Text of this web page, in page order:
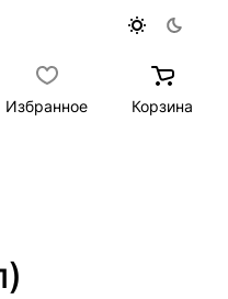
Избранное Корзина